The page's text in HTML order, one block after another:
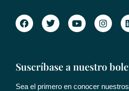
Suscríbase a nuestro
Sea el primero en conocer